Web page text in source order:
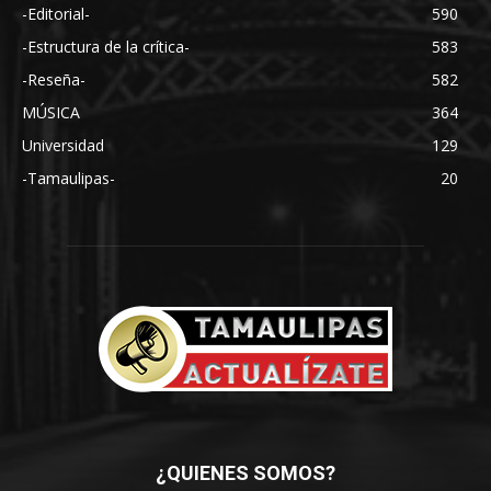
-Editorial-
590
-Estructura de la crítica-
583
-Reseña-
582
MÚSICA
364
Universidad
129
-Tamaulipas-
20
¿QUIENES SOMOS?